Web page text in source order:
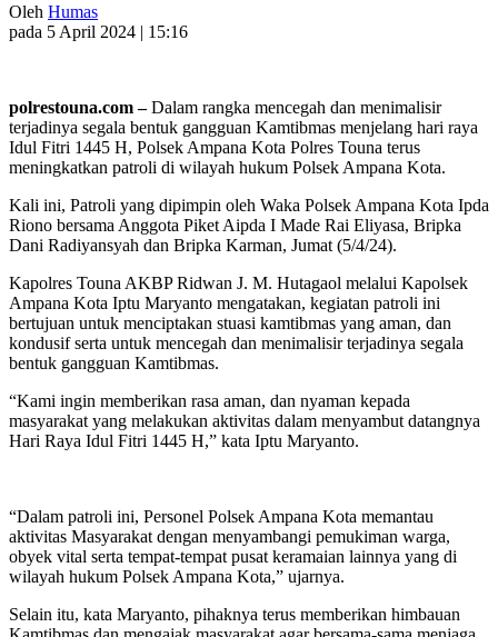
Oleh Humas
pada 5 April 2024 | 15:16
polrestouna.com –Dalam rangka mencegah dan menimalisir
terjadinya segala bentuk gangguan Kamtibmas menjelang hari raya
Idul Fitri 1445 H, Polsek Ampana Kota Polres Touna terus
meningkatkan patroli di wilayah hukum Polsek Ampana Kota.
Kali ini, Patroli yang dipimpin oleh Waka Polsek Ampana Kota Ipda
Riono bersama Anggota Piket Aipda I Made Rai Eliyasa, Bripka
Dani Radiyansyah dan Bripka Karman, Jumat (5/4/24).
Kapolres Touna AKBP Ridwan J. M. Hutagaol melalui Kapolsek
Ampana Kota Iptu Maryanto mengatakan, kegiatan patroli ini
bertujuan untuk menciptakan stuasi kamtibmas yang aman, dan
kondusif serta untuk mencegah dan menimalisir terjadinya segala
bentuk gangguan Kamtibmas.
“Kami ingin memberikan rasa aman, dan nyaman kepada
masyarakat yang melakukan aktivitas dalam menyambut datangnya
Hari Raya Idul Fitri 1445 H,” kata Iptu Maryanto.
“Dalam patroli ini, Personel Polsek Ampana Kota memantau
aktivitas Masyarakat dengan menyambangi pemukiman warga,
obyek vital serta tempat-tempat pusat keramaian lainnya yang di
wilayah hukum Polsek Ampana Kota,” ujarnya.
Selain itu, kata Maryanto, pihaknya terus memberikan himbauan